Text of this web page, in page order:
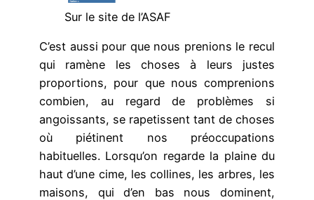
Sur le site de l’ASAF
C’est aussi pour que nous prenions le recul
qui ramène les choses à leurs justes
proportions, pour que nous comprenions
combien, au regard de problèmes si
angoissants, se rapetissent tant de choses
où piétinent nos préoccupations
habituelles. Lorsqu’on regarde la plaine du
haut d’une cime, les collines, les arbres, les
maisons, qui d’en bas nous dominent,